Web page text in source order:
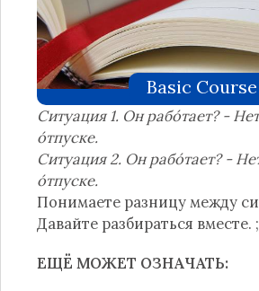
Basic Course
Ситуация 1. Он рабо́тает? -
о́тпуске.
Ситуация 2. Он рабо́тает? -
о́тпуске.
Понимаете разницу между
Давайте разбираться вместе.
ЕЩЁ МОЖЕТ ОЗНАЧАТЬ: